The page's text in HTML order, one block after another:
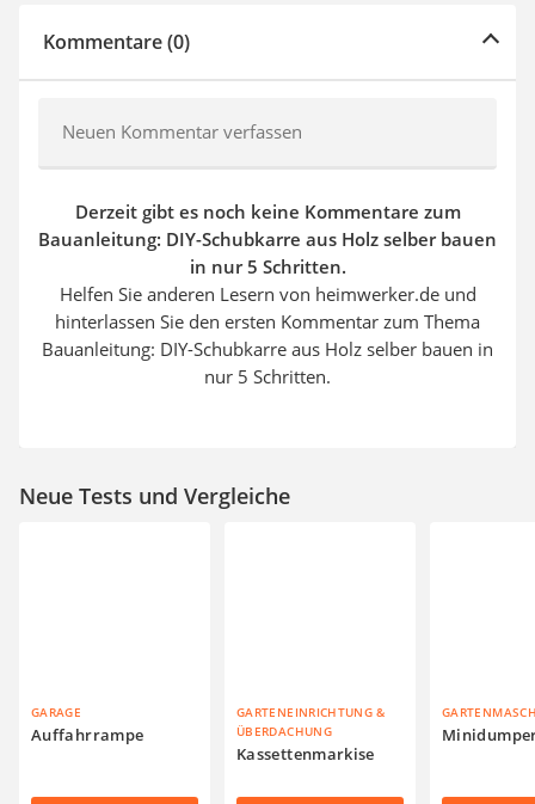
Kommentare (0)
Neuen Kommentar verfassen
Derzeit gibt es noch keine Kommentare zum
Bauanleitung: DIY-Schubkarre aus Holz selber bauen
in nur 5 Schritten.
Helfen Sie anderen Lesern von heimwerker.de und
hinterlassen Sie den ersten Kommentar zum Thema
Bauanleitung: DIY-Schubkarre aus Holz selber bauen in
nur 5 Schritten.
Neue Tests und Vergleiche
GARAGE
Auffahrrampe
GARTENEINRICHTUNG &
ÜBERDACHUNG
Kassettenmarkise